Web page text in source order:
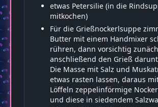
etwas Petersilie (in die
mitkochen)
Für die Grießnockerlsuppe
Butter mit einem Handmixer
rühren, dann vorsichtig
anschließend den Grieß
Die Masse mit Salz und
etwas rasten lassen, daraus
Löffeln zeppelinförmige
und diese in siedendem